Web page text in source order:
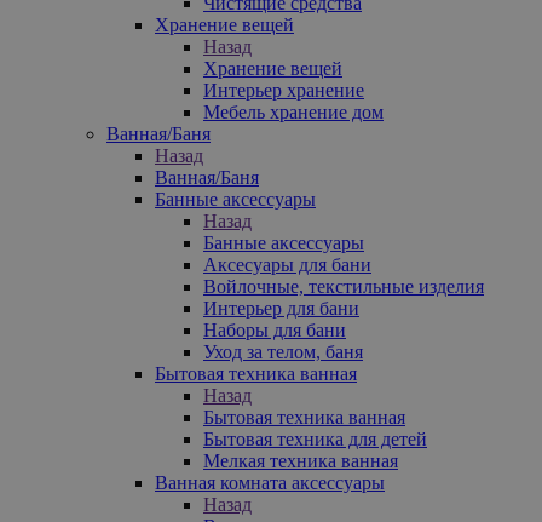
Хранение вещей
Назад
Хранение вещей
Интерьер хранение
Мебель хранение дом
Ванная/Баня
Назад
Ванная/Баня
Банные аксессуары
Назад
Банные аксессуары
Аксесуары для бани
Войлочные, текстильные изделия
Интерьер для бани
Наборы для бани
Уход за телом, баня
Бытовая техника ванная
Назад
Бытовая техника ванная
Бытовая техника для детей
Мелкая техника ванная
Ванная комната аксессуары
Назад